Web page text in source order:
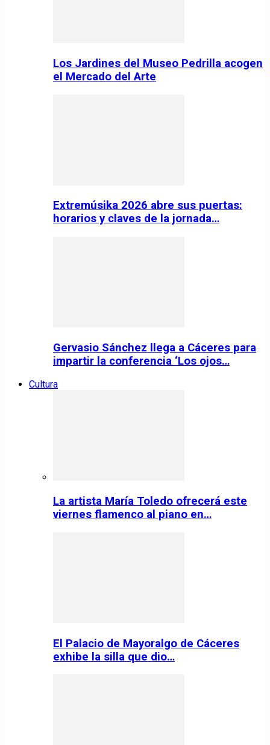
Los Jardines del Museo Pedrilla acogen
el Mercado del Arte
Extremúsika 2026 abre sus puertas:
horarios y claves de la jornada…
Gervasio Sánchez llega a Cáceres para
impartir la conferencia ‘Los ojos…
Cultura
La artista María Toledo ofrecerá este
viernes flamenco al piano en…
El Palacio de Mayoralgo de Cáceres
exhibe la silla que dio…